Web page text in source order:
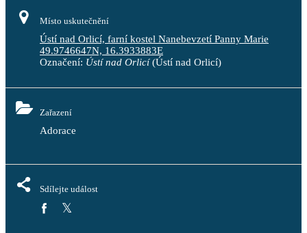
Místo uskutečnění
Ústí nad Orlicí, farní kostel Nanebevzetí Panny Marie
49.9746647N, 16.3933883E
Označení: Ústí nad Orlicí(Ústí nad Orlicí)
Zařazení
Adorace
Sdílejte událost